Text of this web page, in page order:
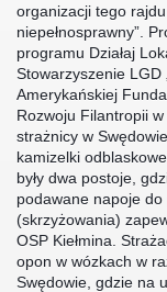
organizacji tego
niepełnosprawny”.
programu Działaj
Stowarzyszenie LGD
Amerykańskiej
Rozwoju Filantropii
strażnicy w
kamizelki
były dwa postoje,
podawane napoje
(skrzyżowania)
OSP Kiełmina.
opon w wózkach w
Swędowie, gdzie na
2016